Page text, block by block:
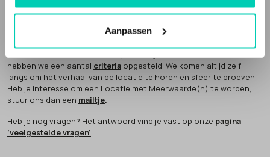
Aanpassen
mee aan een economie die klopt.
AANMELDEN LOCATIE
hebben we een aantal criteria opgesteld. We komen altijd zelf
langs om het verhaal van de locatie te horen en sfeer te proeven.
Heb je interesse om een Locatie met Meerwaarde(n) te worden,
stuur ons dan een mailtje.
Heb je nog vragen? Het antwoord vind je vast op onze pagina
'veelgestelde vragen'